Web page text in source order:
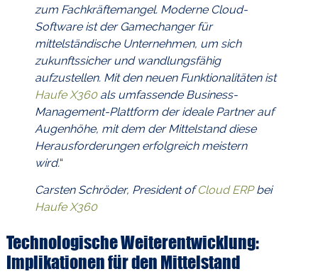
zum Fachkräftemangel. Moderne Cloud-
Software ist der Gamechanger für
mittelständische Unternehmen, um sich
zukunftssicher und wandlungsfähig
aufzustellen. Mit den neuen Funktionalitäten ist
Haufe X360als umfassende Business-
Management-Plattform der ideale Partner auf
Augenhöhe, mit dem der Mittelstand diese
Herausforderungen erfolgreich meistern
wird.“
Carsten Schröder, President ofCloud ERPbei
Haufe X360
Technologische Weiterentwicklung:
Implikationen für den Mittelstand